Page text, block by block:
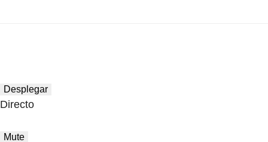
Desplegar
Directo
Mute